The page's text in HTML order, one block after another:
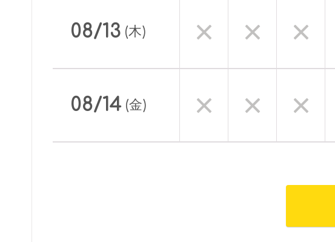
08/13 (木)
08/14 (金)